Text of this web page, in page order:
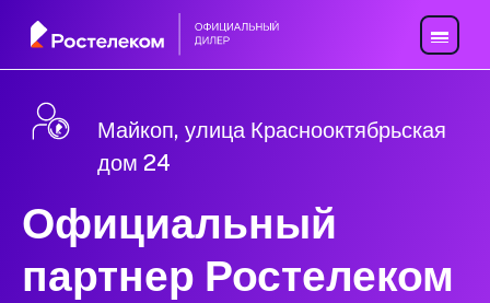
Майкоп, улица Краснооктябрьская
дом 24
Официальный
партнер Ростелеком